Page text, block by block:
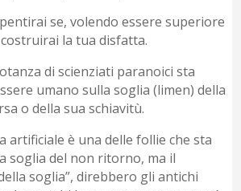
se, volendo essere superiore
la tua disfatta.
di scienziati paranoici sta
umano sulla soglia (limen) della
o della sua schiavitù.
artificiale è una delle follie che sta
soglia del non ritorno, ma il
soglia”, direbbero gli antichi